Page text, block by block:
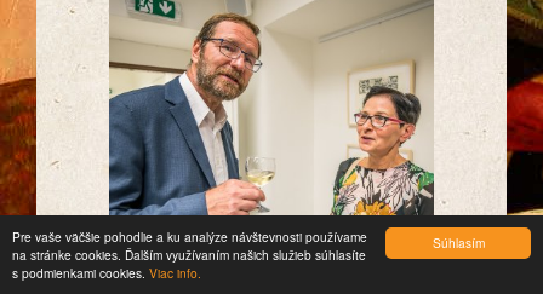
Súhlasím
Pre vaše väčšie pohodlie a ku analýze návštevnosti používame
na stránke cookies. Ďalším využívaním našich služieb súhlasíte
s podmienkami cookies. Viac info.